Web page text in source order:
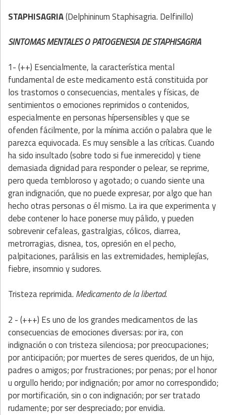
STAPHISAGRIA(Delphininum Staphisagria. Delfinillo)
SINTOMAS MENTALES O PATOGENESIA DE STAPHISAGRIA
1- (++) Esencialmente, la característica mental
fundamental de este medicamento está constituida por
los trastornos o consecuencias, mentales y físicas, de
sentimientos o emociones reprimidos o contenidos,
especialmente en personas hípersensibles y que se
ofenden fácilmente, por la mínima acción o palabra que le
parezca equivocada. Es muy sensible a las críticas. Cuando
ha sido insultado (sobre todo si fue inmerecido) y tiene
demasiada dignidad para responder o pelear, se reprime,
pero queda tembloroso y agotado; o cuando siente una
gran indignación, que no puede expresar, por algo que han
hecho otras personas o él mismo. La ira que experimenta y
debe contener lo hace ponerse muy pálido, y pueden
sobrevenir cefaleas, gastralgias, cólicos, diarrea,
metrorragias, disnea, tos, opresión en el pecho,
palpitaciones, parálisis en las extremidades, hemiplejías,
fiebre, insomnio y sudores.
Tristeza reprimida. Medicamento de la libertad.
2 - (+++) Es uno de los grandes medicamentos de las
consecuencias de emociones diversas: por ira, con
indignación o con tristeza silenciosa; por preocupaciones;
por anticipación; por muertes de seres queridos, de un hijo,
padres o amigos; por frustraciones; por penas; por el honor
u orgullo herido; por indignación; por amor no correspondido;
por mortificación, sin o con indignación; por ser tratado
rudamente; por ser despreciado; por envidia.